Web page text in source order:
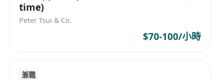
time)
Peter Tsui & Co.
$70-100/小時
兼職